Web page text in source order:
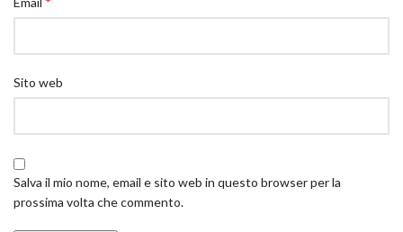
Sito web
Salva il mio nome, email e sito web in questo browser per la
prossima volta che commento.